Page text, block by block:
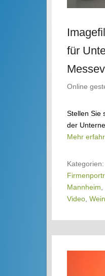
für
Online
Stellen Sie
der
Mehr
Kategorien:
Mannheim,
Video,